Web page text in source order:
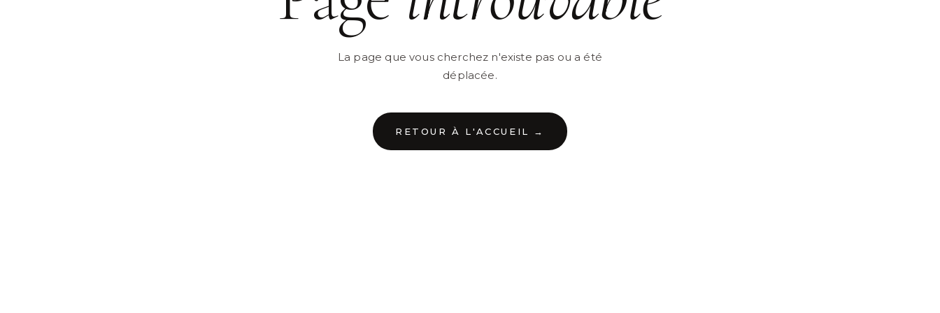
La page que vous cherchez n'existe pas ou a été
déplacée.
RETOUR À L'ACCUEIL →